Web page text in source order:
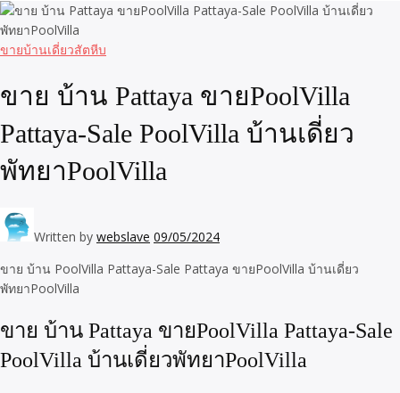
ขายบ้านเดี่ยวสัตหีบ
ขาย บ้าน Pattaya ขายPoolVilla
Pattaya-Sale PoolVilla บ้านเดี่ยว
พัทยาPoolVilla
Written by webslave 09/05/2024
ขาย บ้าน PoolVilla Pattaya-Sale Pattaya ขายPoolVilla บ้านเดี่ยว
พัทยาPoolVilla
ขาย บ้าน Pattaya ขายPoolVilla Pattaya-Sale
PoolVilla บ้านเดี่ยวพัทยาPoolVilla